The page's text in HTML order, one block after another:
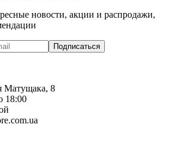
новости, акции и распродажи,
Подписаться
Матущака, 8
18:00